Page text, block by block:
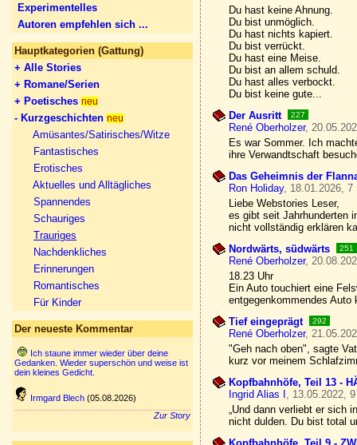
Experimentelles
Autoren empfehlen sich ...
Hauptkategorien (Gattung)
+ Alle Stories
+ Romane/Serien
+ Poetisches neu
- Kurzgeschichten neu
Amüsantes/Satirisches/Witze
Fantastisches
Erotisches
Aktuelles und Alltägliches
Spannendes
Schauriges
Trauriges
Nachdenkliches
Erinnerungen
Romantisches
Für Kinder
Der neueste Kommentar
Ich staune immer wieder über deine
Gedanken. Wieder superschön und weise ist
dein kleines Gedicht.
Irmgard Blech (05.08.2026)
Zur Story
Du hast keine Ahnung.
Du bist unmöglich.
Du hast nichts kapiert.
Du bist verrückt.
Du hast eine Meise.
Du bist an allem schuld.
Du hast alles verbockt.
Du bist keine gute...
Der Ausritt
227
René Oberholzer,
Es war Sommer. Ich
ihre Verwandtschaft
Das Geheimnis der
Ron Holiday, 18.01.2026, 7
Liebe Webstories Leser,
es gibt seit Jahrhunderten
nicht vollständig erklären
Nordwärts, südwärts
251
René Oberholzer,
18.23 Uhr
Ein Auto touchiert eine
entgegenkommendes
Tief eingeprägt
292
René Oberholzer,
"Geh nach oben", sagte
kurz vor meinem
Kopfbahnhöfe, Teil 13 -
Ingrid Alias I , 13.05.2022,
„Und dann verliebt er sich
nicht dulden. Du bist total